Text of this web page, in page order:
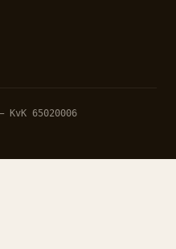
65020006